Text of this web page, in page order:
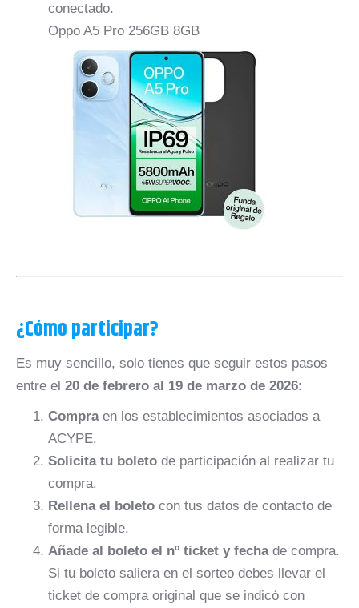
conectado.
Oppo A5 Pro 256GB 8GB
¿Cómo participar?
Es muy sencillo, solo tienes que seguir estos pasos
entre el 20 de febrero al 19 de marzo de 2026:
Compraen los establecimientos asociados a
ACYPE.
Solicita tu boleto de participación al realizar tu
compra.
Rellena el boleto con tus datos de contacto de
forma legible.
Añade al boleto el nº ticket y fechade compra.
Si tu boleto saliera en el sorteo debes llevar el
ticket de compra original que se indicó con